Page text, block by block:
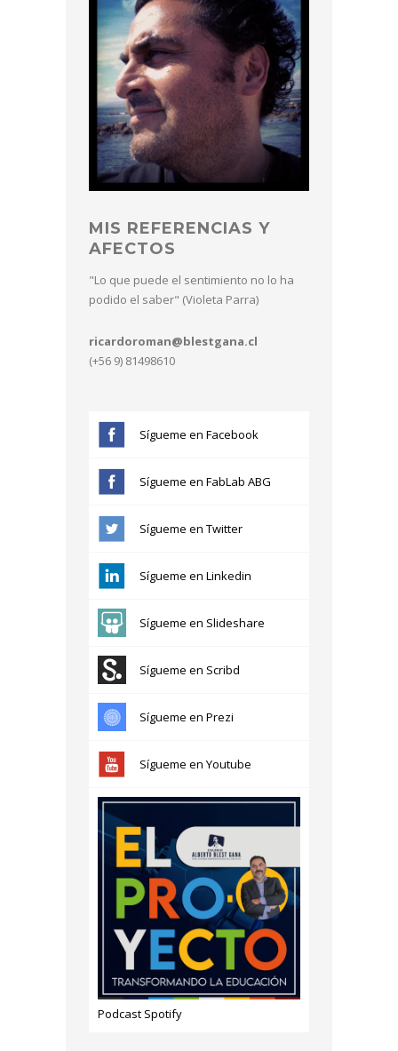
MIS REFERENCIAS Y
AFECTOS
"Lo que puede el sentimiento no lo ha
podido el saber" (Violeta Parra)
ricardoroman@blestgana.cl
(+56 9) 81498610
Sígueme en Facebook
Sígueme en FabLab ABG
Sígueme en Twitter
Sígueme en Linkedin
Sígueme en Slideshare
Sígueme en Scribd
Sígueme en Prezi
Sígueme en Youtube
Podcast Spotify